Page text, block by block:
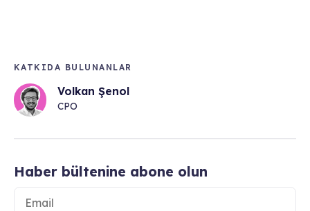
KATKIDA BULUNANLAR
Volkan Şenol
CPO
Haber bültenine abone olun